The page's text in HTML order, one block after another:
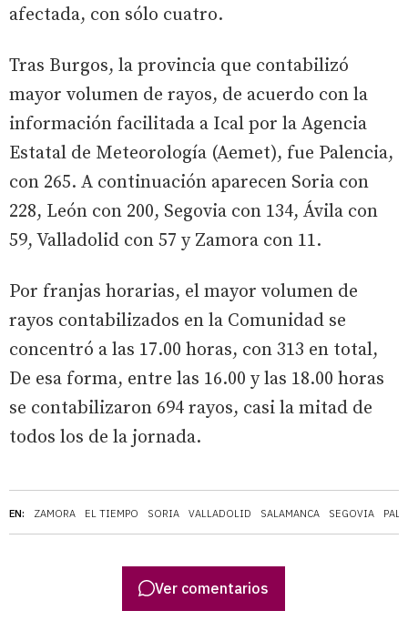
EN: ZAMORA EL TIEMPO SORIA VALLADOLID SALAMANCA SEGOVIA
afectada, con sólo cuatro.
Tras Burgos, la provincia que contabilizó
mayor volumen de rayos, de acuerdo con la
información facilitada a Ical por la Agencia
Estatal de Meteorología (Aemet), fue Palencia,
con 265. A continuación aparecen Soria con
228, León con 200, Segovia con 134, Ávila con
59, Valladolid con 57 y Zamora con 11.
Por franjas horarias, el mayor volumen de
rayos contabilizados en la Comunidad se
concentró a las 17.00 horas, con 313 en total,
De esa forma, entre las 16.00 y las 18.00 horas
se contabilizaron 694 rayos, casi la mitad de
todos los de la jornada.
Ver comentarios